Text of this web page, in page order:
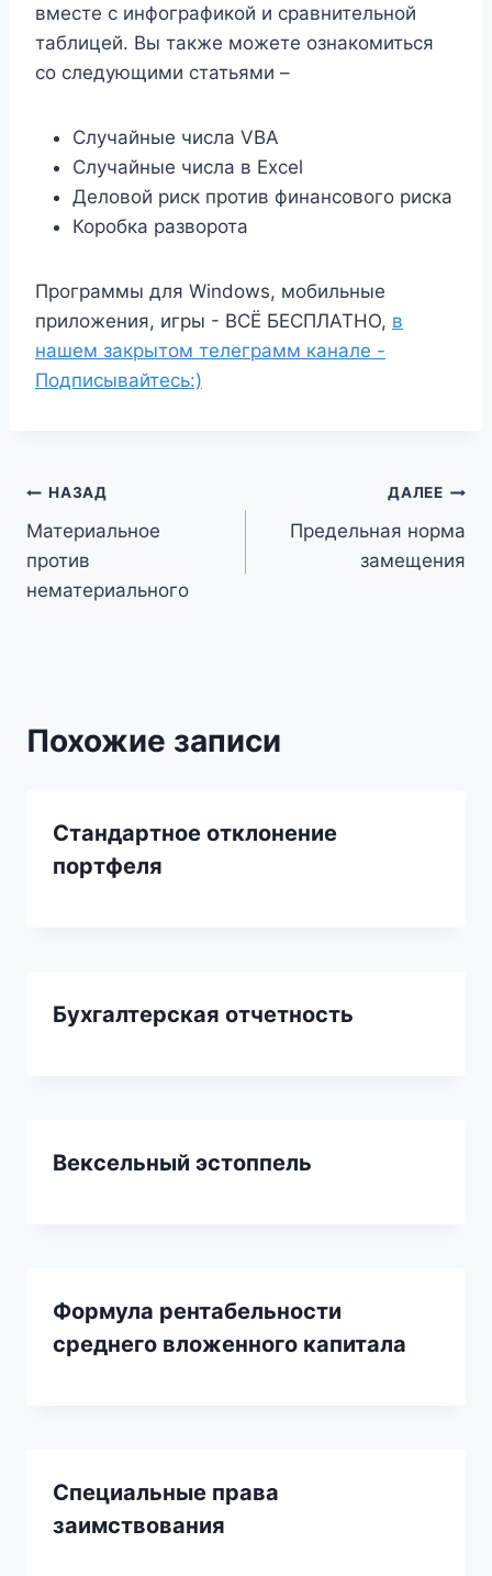
вместе с инфографикой и сравнительной
таблицей. Вы также можете ознакомиться
со следующими статьями –
Случайные числа VBA
Случайные числа в Excel
Деловой риск против финансового риска
Коробка разворота
Программы для Windows, мобильные
приложения, игры - ВСЁ БЕСПЛАТНО, в
нашем закрытом телеграмм канале -
Подписывайтесь:)
Навигация
по
записям
НАЗАД
Материальное
против
нематериального
ДАЛЕЕ
Предельная норма
замещения
Похожие записи
Стандартное отклонение
портфеля
Бухгалтерская отчетность
Вексельный эстоппель
Формула рентабельности
среднего вложенного капитала
Специальные права
заимствования